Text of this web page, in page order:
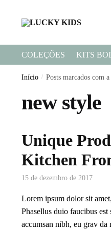
COLEÇÕES KITS
Início / Posts marcados com
new style
Unique
Kitchen
15 de dezembro de 2017
Lorem ipsum dolor sit
Phasellus duio faucibus
accumsan nibh, eu grav da